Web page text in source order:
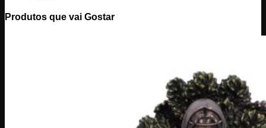
Produtos que vai Gostar